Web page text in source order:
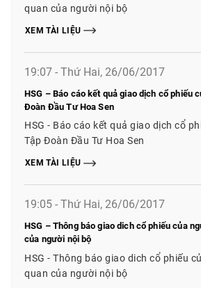
quan của người nội bộ
XEM TÀI LIỆU
19:07 - Thứ Hai, 26/06/2017
HSG – Báo cáo kết quả giao dịch cổ phiếu
Đoàn Đầu Tư Hoa Sen
HSG - Báo cáo kết quả giao dịch cổ
Tập Đoàn Đầu Tư Hoa Sen
XEM TÀI LIỆU
19:05 - Thứ Hai, 26/06/2017
HSG – Thông báo giao dich cổ phiếu của
của người nội bộ
HSG - Thông báo giao dich cổ phiếu
quan của người nội bộ